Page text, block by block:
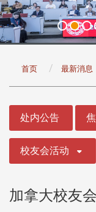
首页 最新消息
处内公告
校友会活动
加拿大校友